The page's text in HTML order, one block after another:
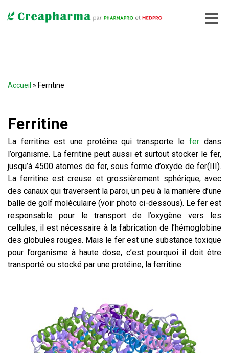
Accueil » Ferritine
Ferritine
La ferritine est une protéine qui transporte lefer dans
l’organisme. La ferritine peut aussi et surtout stocker le fer,
jusqu’à 4500 atomes de fer, sous forme d’oxyde de fer(III).
La ferritine est creuse et grossièrement sphérique, avec
des canaux qui traversent la paroi, un peu à la manière d’une
balle de golf moléculaire (voir photo ci-dessous). Le fer est
responsable pour le transport de l’oxygène vers les
cellules, il est nécessaire à la fabrication de l’hémoglobine
des globules rouges. Mais le fer est une substance toxique
pour l’organisme à haute dose, c’est pourquoi il doit être
transporté ou stocké par une protéine, la ferritine.